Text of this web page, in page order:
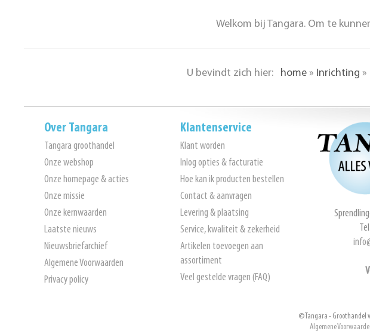
Welkom bij Tangara. Om te
U bevindt zich hier: home » Inrichting »
Over Tangara
Tangara groothandel
Onze webshop
Onze homepage & acties
Onze missie
Onze kernwaarden
Laatste nieuws
Nieuwsbriefarchief
Algemene Voorwaarden
Privacy policy
Klantenservice
Klant worden
Inlog opties & facturatie
Hoe kan ik producten bestellen
Contact & aanvragen
Levering & plaatsing
Service, kwaliteit & zekerheid
Artikelen toevoegen aan
assortiment
Veel gestelde vragen (FAQ)
© Tangara - Groothandel
Algemene